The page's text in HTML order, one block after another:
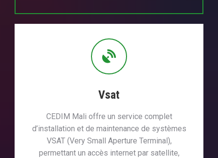
Vsat
CEDIM Mali offre un service complet
d’installation et de maintenance de systèmes
VSAT (Very Small Aperture Terminal),
permettant un accès internet par satellite,